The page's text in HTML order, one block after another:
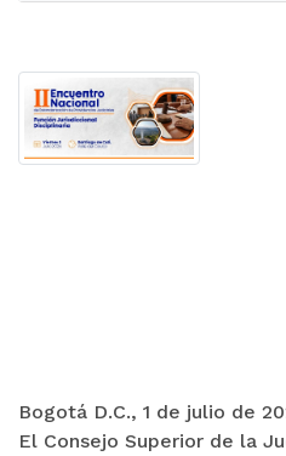
Bogotá D.C., 1 de julio de
El Consejo Superior de la